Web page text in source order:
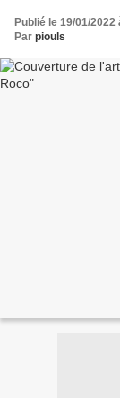
Publié le 19/01/2022
Par piouls